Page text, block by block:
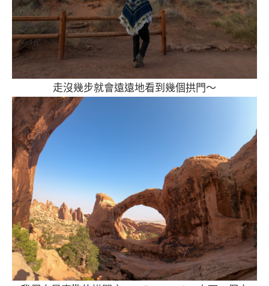
走沒幾步就會遠遠地看到幾個拱門～